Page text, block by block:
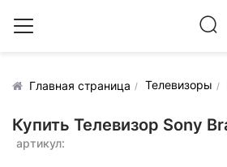
Главная страница Телевизоры
Купить Телевизор Sony
артикул: